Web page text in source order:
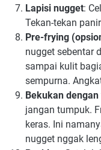
Lapisi nugget:
Tekan-tekan
Pre-frying
nugget sebentar
sampai kulit
sempurna.
Bekukan
jangan tumpuk.
keras. Ini
nugget nggak